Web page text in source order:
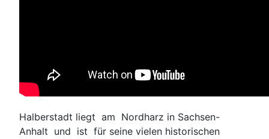
Halberstadt liegt am Nordharz in Sachsen-
Anhalt und ist für seine vielen historischen